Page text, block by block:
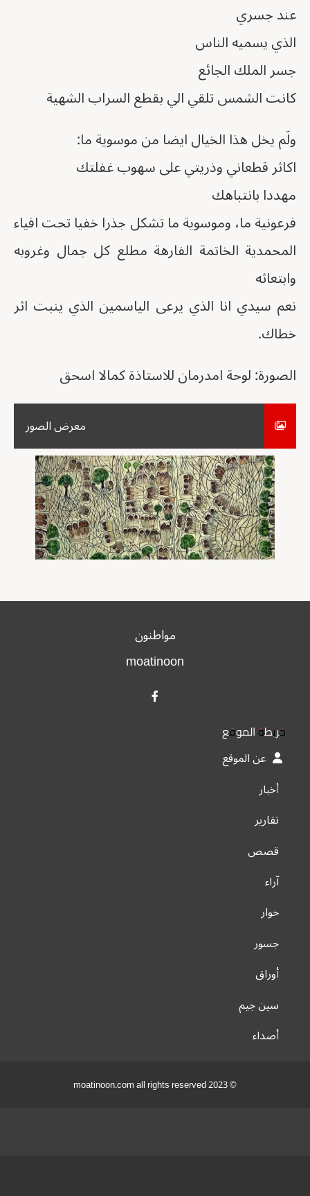
عند جسري
الذي يسميه الناس
جسر الملك الجائع
كانت الشمس تلقي الي بقطع السراب الشهية
ولَم يخل هذا الخيال ايضا من موسوية ما:
اكاثر قطعاني وذريتي على سهوب غفلتك
مهددا بانتباهك
فرعونية ما، وموسوية ما تشكل جذرا خفيا تحت افياء
المحمدية الخاتمة الفارهة مطلع كل جمال وغروبه
وابتعاثه
نعم سيدي انا الذي يرعى الياسمين الذي ينبت اثر
خطاك.
الصورة: لوحة امدرمان للاستاذة كمالا اسحق
معرض الصور
مواطنون
moatinoon
خريطة الموقع
عن الموقع
أخبار
تقارير
قصص
آراء
حوار
جسور
أوراق
سين جيم
أصداء
© 2023 moatinoon.com all rights reserved